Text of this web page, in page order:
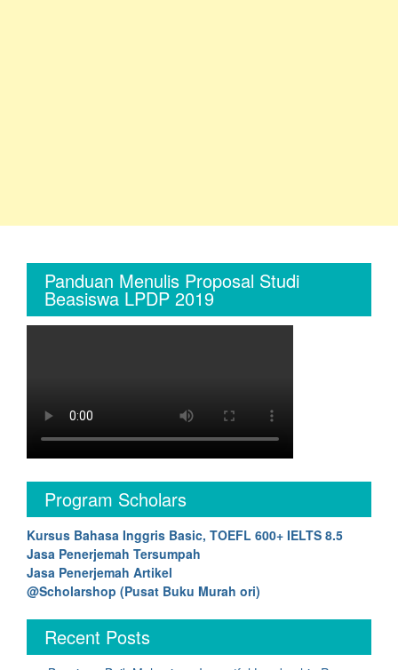
Panduan Menulis Proposal Studi
Beasiswa LPDP 2019
Program Scholars
Kursus Bahasa Inggris Basic, TOEFL 600+ IELTS 8.5
Jasa Penerjemah Tersumpah
Jasa Penerjemah Artikel
@Scholarshop (Pusat Buku Murah ori)
Recent Posts